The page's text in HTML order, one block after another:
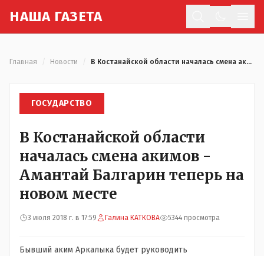
НАША ГАЗЕТА
Главная Новости В Костанайской области началась смена акимов - Амантай Балгарин теперь на новом месте
ГОСУДАРСТВО
В Костанайской области
началась смена акимов -
Амантай Балгарин теперь на
новом месте
3 июля 2018 г. в 17:59 Галина КАТКОВА 5344 просмотра
Бывший аким Аркалыка будет руководить